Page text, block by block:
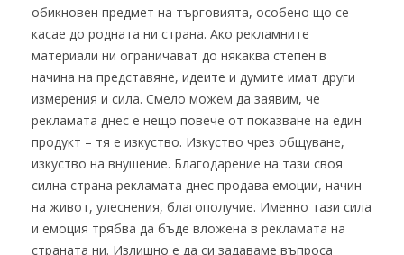
обикновен предмет на търговията, особено що се
касае до родната ни страна. Ако рекламните
материали ни ограничават до някаква степен в
начина на представяне, идеите и думите имат други
измерения и сила. Смело можем да заявим, че
рекламата днес е нещо повече от показване на един
продукт – тя е изкуство. Изкуство чрез общуване,
изкуство на внушение. Благодарение на тази своя
силна страна рекламата днес продава емоции, начин
на живот, улеснения, благополучие. Именно тази сила
и емоция трябва да бъде вложена в рекламата на
страната ни. Излишно е да си задаваме въпроса